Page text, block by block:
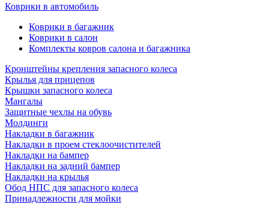
Коврики в автомобиль
Коврики в багажник
Коврики в салон
Комплекты ковров салона и багажника
Кронштейны крепления запасного колеса
Крылья для прицепов
Крышки запасного колеса
Мангалы
Защитные чехлы на обувь
Молдинги
Накладки в багажник
Накладки в проем стеклоочистителей
Накладки на бампер
Накладки на задний бампер
Накладки на крылья
Обод НПС для запасного колеса
Принадлежности для мойки